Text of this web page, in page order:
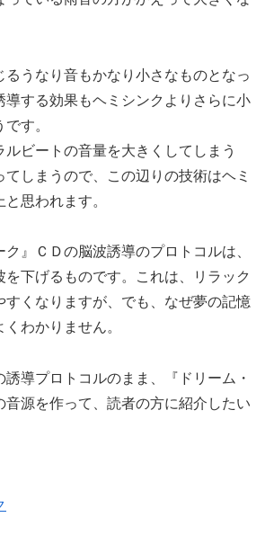
るうなり音もかなり小さなものとなっ
導する効果もヘミシンクよりさらに小
す。
ルビートの音量を大きくしてしまう
てしまうので、この辺りの技術はヘミ
思われます。
ク』ＣＤの脳波誘導のプロトコルは、
を下げるものです。これは、リラック
すくなりますが、でも、なぜ夢の記憶
わかりません。
導プロトコルのまま、『ドリーム・
音源を作って、読者の方に紹介したい